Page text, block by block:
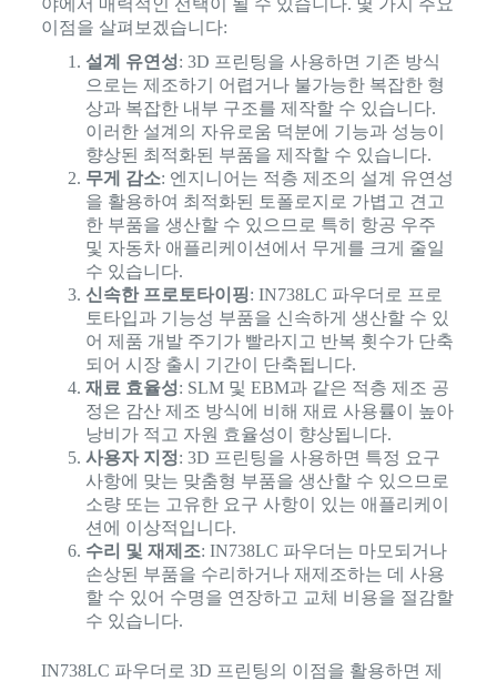
야에서 매력적인 선택이 될 수 있습니다. 몇 가지 주요
이점을 살펴보겠습니다:
설계 유연성: 3D 프린팅을 사용하면 기존 방식
으로는 제조하기 어렵거나 불가능한 복잡한 형
상과 복잡한 내부 구조를 제작할 수 있습니다.
이러한 설계의 자유로움 덕분에 기능과 성능이
향상된 최적화된 부품을 제작할 수 있습니다.
무게 감소: 엔지니어는 적층 제조의 설계 유연성
을 활용하여 최적화된 토폴로지로 가볍고 견고
한 부품을 생산할 수 있으므로 특히 항공 우주
및 자동차 애플리케이션에서 무게를 크게 줄일
수 있습니다.
신속한 프로토타이핑: IN738LC 파우더로 프로
토타입과 기능성 부품을 신속하게 생산할 수 있
어 제품 개발 주기가 빨라지고 반복 횟수가 단축
되어 시장 출시 기간이 단축됩니다.
재료 효율성: SLM 및 EBM과 같은 적층 제조 공
정은 감산 제조 방식에 비해 재료 사용률이 높아
낭비가 적고 자원 효율성이 향상됩니다.
사용자 지정: 3D 프린팅을 사용하면 특정 요구
사항에 맞는 맞춤형 부품을 생산할 수 있으므로
소량 또는 고유한 요구 사항이 있는 애플리케이
션에 이상적입니다.
수리 및 재제조: IN738LC 파우더는 마모되거나
손상된 부품을 수리하거나 재제조하는 데 사용
할 수 있어 수명을 연장하고 교체 비용을 절감할
수 있습니다.
IN738LC 파우더로 3D 프린팅의 이점을 활용하면 제